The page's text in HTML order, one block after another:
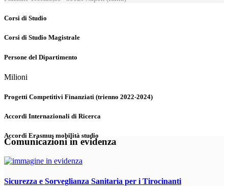
Corsi di Studio
Corsi di Studio Magistrale
Persone del Dipartimento
Milioni
Progetti Competitivi Finanziati (trienno 2022-2024)
Accordi Internazionali di Ricerca
Accordi Erasmus mobilità studio
Comunicazioni in evidenza
Sicurezza e Sorveglianza Sanitaria per i Tirocinanti